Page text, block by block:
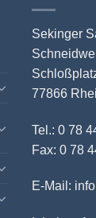
Sekinger
77866
Tel.: 0 78
Fax: 0 78
E-Mail: